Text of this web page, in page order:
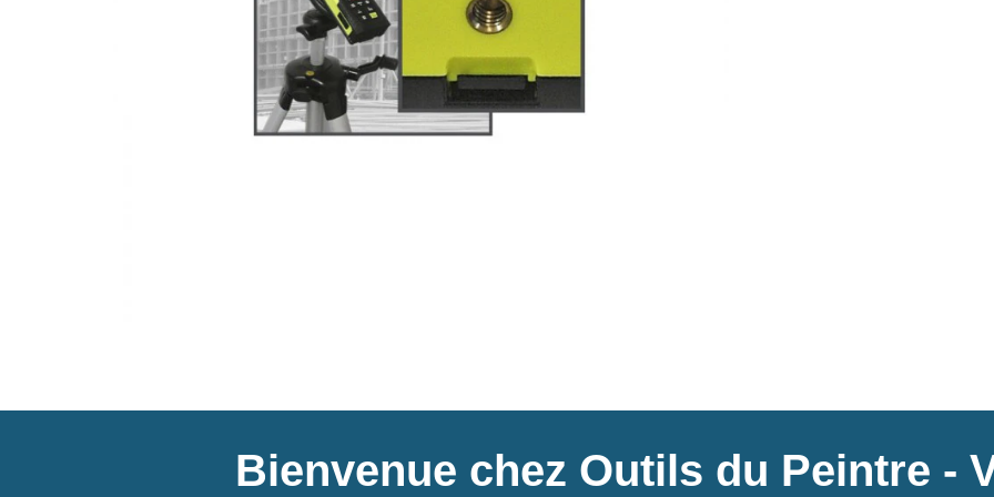
Bienvenue chez Outils du Peintre -